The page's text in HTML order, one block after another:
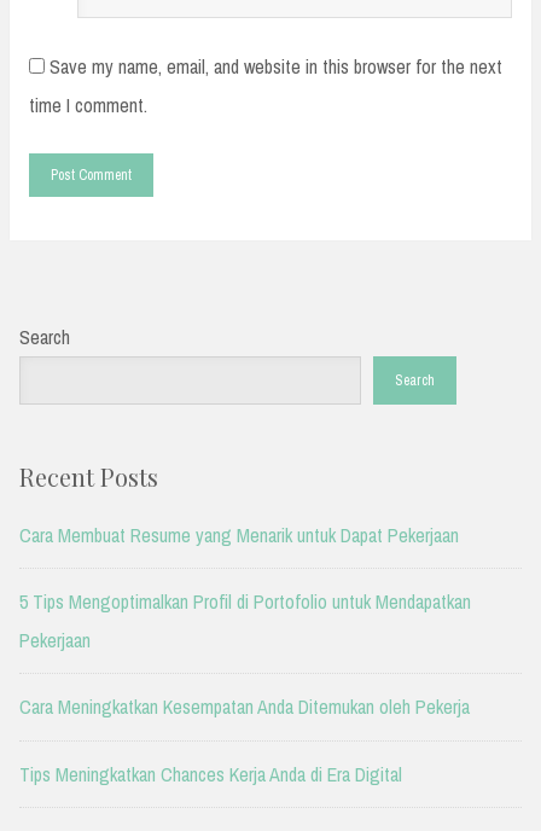
Save my name, email, and website in this browser for the next
time I comment.
Search
Search
Recent Posts
Cara Membuat Resume yang Menarik untuk Dapat Pekerjaan
5 Tips Mengoptimalkan Profil di Portofolio untuk Mendapatkan
Pekerjaan
Cara Meningkatkan Kesempatan Anda Ditemukan oleh Pekerja
Tips Meningkatkan Chances Kerja Anda di Era Digital